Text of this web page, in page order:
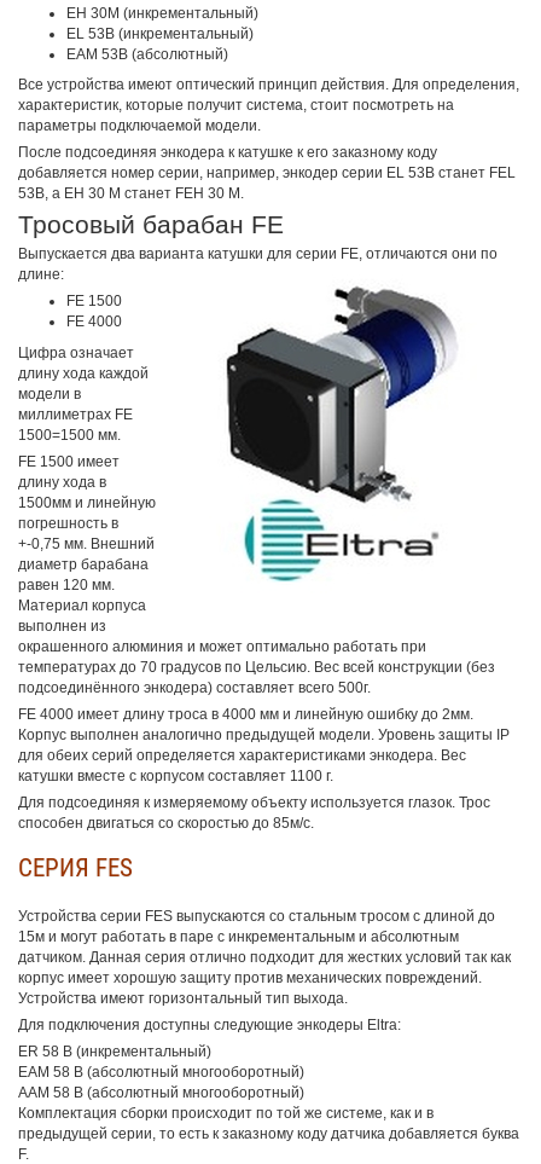
EH 30M (инкрементальный)
EL 53B (инкрементальный)
EAM 53B (абсолютный)
Все устройства имеют оптический принцип действия. Для определения,
характеристик, которые получит система, стоит посмотреть на
параметры подключаемой модели.
После подсоединяя энкодера к катушке к его заказному коду
добавляется номер серии, например, энкодер серии EL 53B станет FEL
53B, а EH 30 M станет FEH 30 M.
Тросовый барабан FE
Выпускается два варианта катушки для серии FE, отличаются они по
длине:
FE 1500
FE 4000
Цифра означает
длину хода каждой
модели в
миллиметрах FE
1500=1500 мм.
FE 1500 имеет
длину хода в
1500мм и линейную
погрешность в
+-0,75 мм. Внешний
диаметр барабана
равен 120 мм.
Материал корпуса
выполнен из
окрашенного алюминия и может оптимально работать при
температурах до 70 градусов по Цельсию. Вес всей конструкции (без
подсоединённого энкодера) составляет всего 500г.
FE 4000 имеет длину троса в 4000 мм и линейную ошибку до 2мм.
Корпус выполнен аналогично предыдущей модели. Уровень защиты IP
для обеих серий определяется характеристиками энкодера. Вес
катушки вместе с корпусом составляет 1100 г.
Для подсоединяя к измеряемому объекту используется глазок. Трос
способен двигаться со скоростью до 85м/с.
СЕРИЯ FES
Устройства серии FES выпускаются со стальным тросом с длиной до
15м и могут работать в паре с инкрементальным и абсолютным
датчиком. Данная серия отлично подходит для жестких условий так как
корпус имеет хорошую защиту против механических повреждений.
Устройства имеют горизонтальный тип выхода.
Для подключения доступны следующие энкодеры Eltra:
ER 58 B (инкрементальный)
EAM 58 B (абсолютный многооборотный)
AAM 58 B (абсолютный многооборотный)
Комплектация сборки происходит по той же системе, как и в
предыдущей серии, то есть к заказному коду датчика добавляется буква
F.